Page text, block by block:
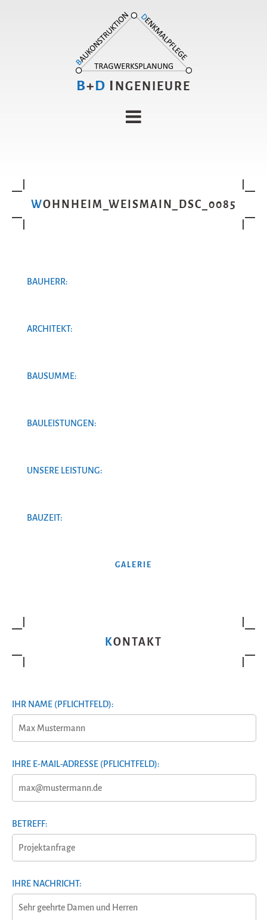
B+D I NGENIEURE
WOHNHEIM_WEISMAIN_DSC_0085
BAUHERR:
ARCHITEKT:
BAUSUMME:
BAULEISTUNGEN:
UNSERE LEISTUNG:
BAUZEIT:
GALERIE
KONTAKT
IHR NAME (PFLICHTFELD):
IHRE E-MAIL-ADRESSE (PFLICHTFELD):
BETREFF:
IHRE NACHRICHT: